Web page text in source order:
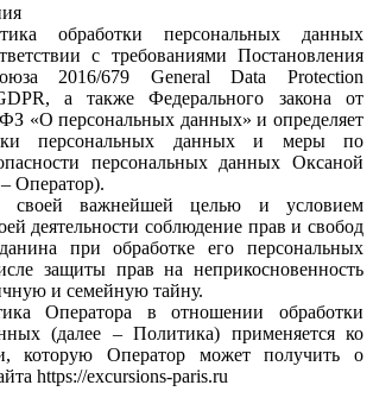
обработки персональных данных
с требованиями Постановления
2016/679 General Data Protection
а также Федерального закона от
«О персональных данных» и определяет
персональных данных и меры по
персональных данных Оксаной
Оператор).
своей важнейшей целью и условием
деятельности соблюдение прав и свобод
при обработке его персональных
защиты прав на неприкосновенность
и семейную тайну.
Оператора в отношении обработки
(далее – Политика) применяется ко
которую Оператор может получить о
https://excursions-paris.ru